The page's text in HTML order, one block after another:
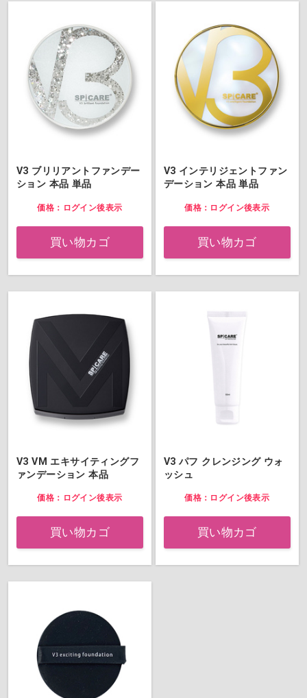
V3 ブリリアントファンデー
ション 本品 単品
価格：ログイン後表示
買い物カゴ
V3 インテリジェントファン
デーション 本品 単品
価格：ログイン後表示
買い物カゴ
V3 VM エキサイティングフ
ァンデーション 本品
価格：ログイン後表示
買い物カゴ
V3 パフ クレンジング ウォ
ッシュ
価格：ログイン後表示
買い物カゴ